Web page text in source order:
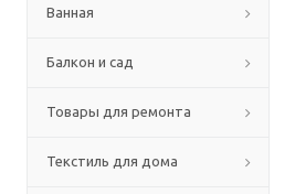
Ванная
Балкон и сад
Товары для ремонта
Текстиль для дома